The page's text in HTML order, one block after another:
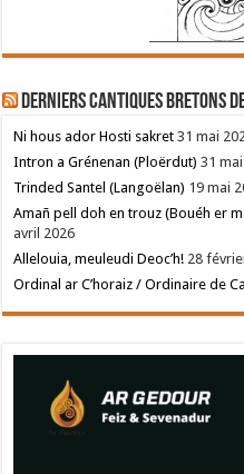
Derniers cantiques bretons
Ni hous ador Hosti sakret 31 mai
Intron a Grénenan (Ploërdut) 31
Trinded Santel (Langoëlan) 19 mai
Amañ pell doh en trouz (Bouéh er
avril 2026
Allelouia, meuleudi Deoc’h! 28
Ordinal ar C’horaiz / Ordinaire de